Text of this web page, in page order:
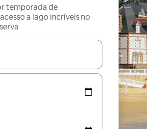
temporada de
a lago incríveis no
estiverem disponíveis, explore-os usando